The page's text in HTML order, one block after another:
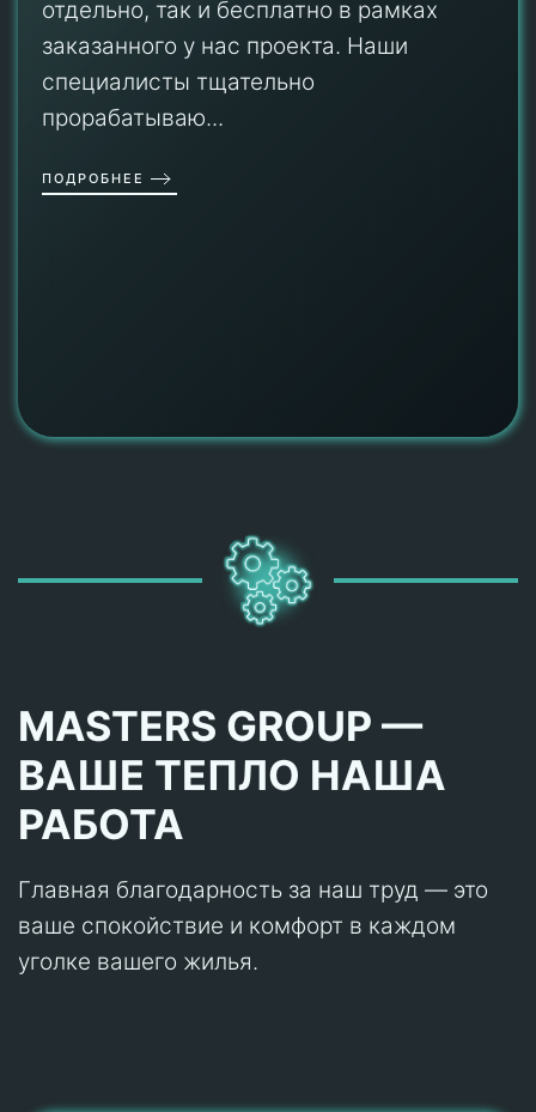
отдельно, так и бесплатно в рамках
заказанного у нас проекта. Наши
специалисты тщательно
прорабатываю...
ПОДРОБНЕЕ
MASTERS GROUP —
ВАШЕ ТЕПЛО НАША
РАБОТА
Главная благодарность за наш труд — это
ваше спокойствие и комфорт в каждом
уголке вашего жилья.